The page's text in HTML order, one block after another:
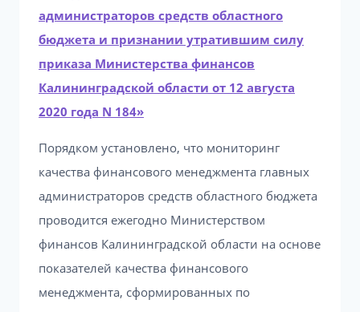
администраторов средств областного
бюджета и признании утратившим силу
приказа Министерства финансов
Калининградской области от 12 августа
2020 года N 184»
Порядком установлено, что мониторинг
качества финансового менеджмента главных
администраторов средств областного бюджета
проводится ежегодно Министерством
финансов Калининградской области на основе
показателей качества финансового
менеджмента, сформированных по